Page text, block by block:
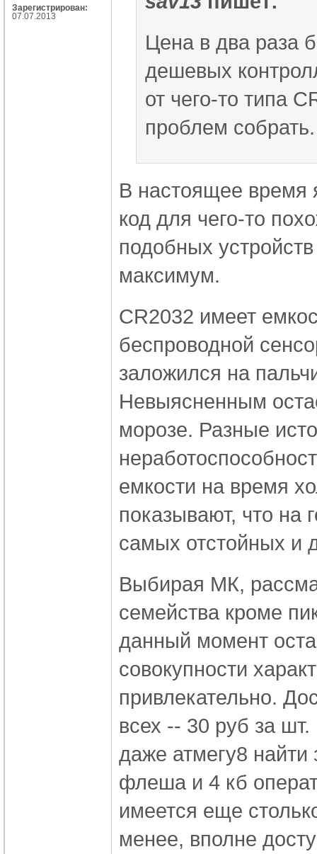
Зарегистрирован:
07.07.2013
Цена в два раза
дешевых
от чего-то типа
проблем
В настоящее время
код для чего-то
подобных
максимум.
CR2032 имеет
беспроводной
заложился на
Невыясненным
морозе. Разные
емкости на время
показывают, что на
самых отстойных и
Выбирая МК,
семейства кроме
данный момент
совокупности
привлекательно.
всех -- 30 руб за
даже атмегу8 найти
флеша и 4 кб
имеется еще
менее, вполне